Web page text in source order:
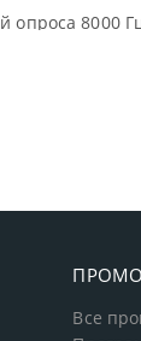
опроса 8000
ПРОМО
Все